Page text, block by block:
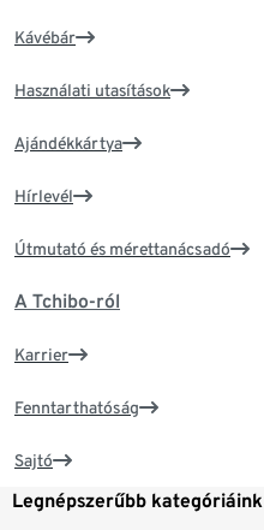
Kávébár
Használati utasítások
Ajándékkártya
Hírlevél
Útmutató és mérettanácsadó
A Tchibo-ról
Karrier
Fenntarthatóság
Sajtó
Legnépszerűbb kategóriáink